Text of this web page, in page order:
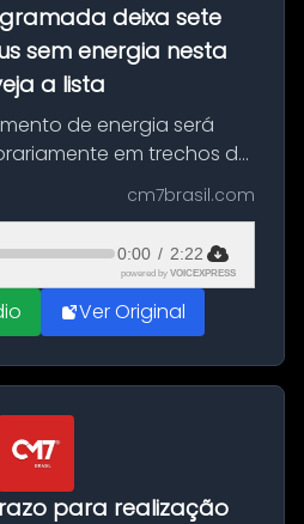
deixa sete
sem energia nesta
a lista
de energia será
em trechos de
nesta terça-feira (21).
ocorrerá para a
de manuten...
cm7brasil.com
0:00 / 2:22
powered by VOICEXPRESS
Ver Original
para realização